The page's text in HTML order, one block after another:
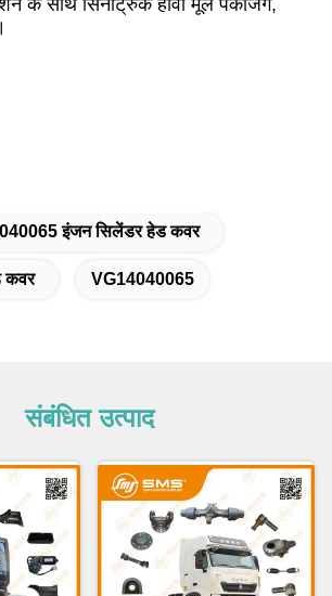
इंजन सिलेंडर हेड कवर
कवर VG14040065
संबंधित उत्पाद